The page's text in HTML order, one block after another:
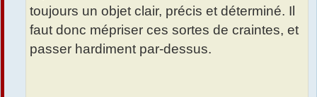
toujours un objet clair, précis et déterminé. Il
faut donc mépriser ces sortes de craintes, et
passer hardiment par-dessus.